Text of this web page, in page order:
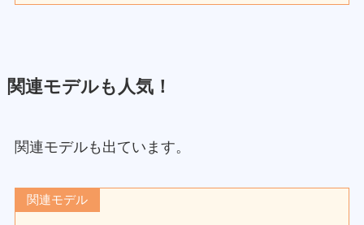
関連モデルも人気！
関連モデルも出ています。
関連モデル